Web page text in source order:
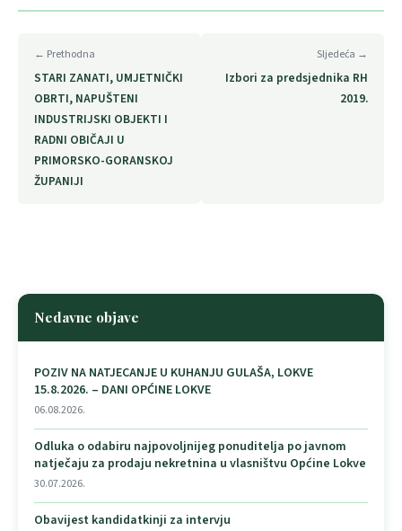
← Prethodna
STARI ZANATI, UMJETNIČKI
OBRTI, NAPUŠTENI
INDUSTRIJSKI OBJEKTI I
RADNI OBIČAJI U
PRIMORSKO-GORANSKOJ
ŽUPANIJI
Sljedeća →
Izbori za predsjednika RH
2019.
Nedavne objave
POZIV NA NATJECANJE U KUHANJU GULAŠA, LOKVE
15.8.2026. – DANI OPĆINE LOKVE
06.08.2026.
Odluka o odabiru najpovoljnijeg ponuditelja po javnom
natječaju za prodaju nekretnina u vlasništvu Općine Lokve
30.07.2026.
Obavijest kandidatkinji za intervju